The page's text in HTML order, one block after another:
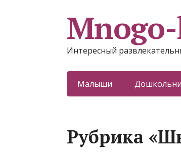
Интересный
Малыши
Рубрика